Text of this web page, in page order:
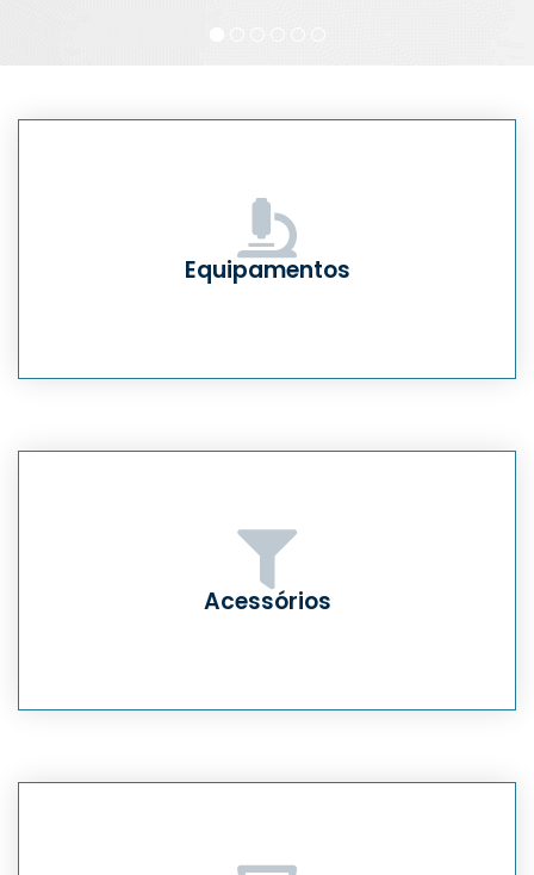
Equipamentos
Acessórios